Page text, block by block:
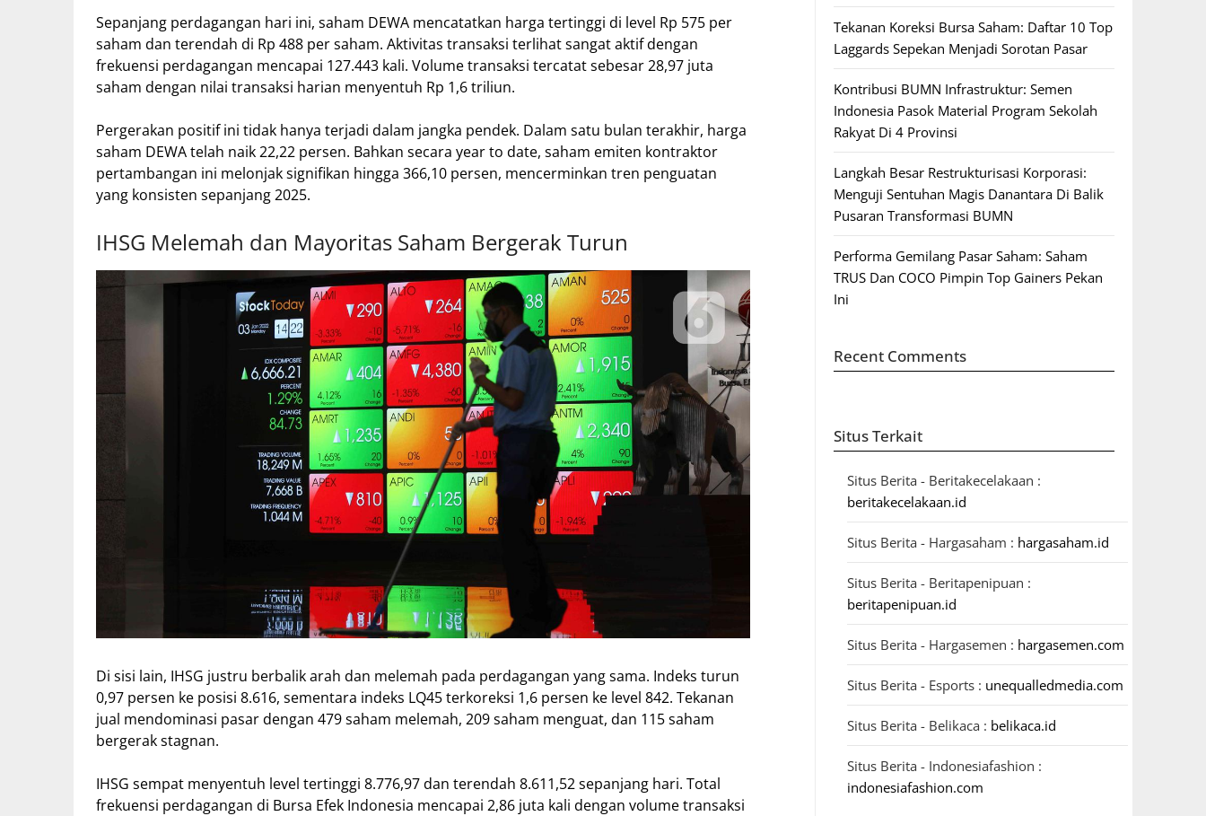
Sepanjang perdagangan hari ini, saham DEWA mencatatkan harga tertinggi di level Rp 575 per
saham dan terendah di Rp 488 per saham. Aktivitas transaksi terlihat sangat aktif dengan
frekuensi perdagangan mencapai 127.443 kali. Volume transaksi tercatat sebesar 28,97 juta
saham dengan nilai transaksi harian menyentuh Rp 1,6 triliun.
Pergerakan positif ini tidak hanya terjadi dalam jangka pendek. Dalam satu bulan terakhir, harga
saham DEWA telah naik 22,22 persen. Bahkan secara year to date, saham emiten kontraktor
pertambangan ini melonjak signifikan hingga 366,10 persen, mencerminkan tren penguatan
yang konsisten sepanjang 2025.
IHSG Melemah dan Mayoritas Saham Bergerak Turun
Di sisi lain, IHSG justru berbalik arah dan melemah pada perdagangan yang sama. Indeks turun
0,97 persen ke posisi 8.616, sementara indeks LQ45 terkoreksi 1,6 persen ke level 842. Tekanan
jual mendominasi pasar dengan 479 saham melemah, 209 saham menguat, dan 115 saham
bergerak stagnan.
IHSG sempat menyentuh level tertinggi 8.776,97 dan terendah 8.611,52 sepanjang hari. Total
frekuensi perdagangan di Bursa Efek Indonesia mencapai 2,86 juta kali dengan volume transaksi
Tekanan Koreksi Bursa Saham: Daftar 10 Top
Laggards Sepekan Menjadi Sorotan Pasar
Kontribusi BUMN Infrastruktur: Semen
Indonesia Pasok Material Program Sekolah
Rakyat Di 4 Provinsi
Langkah Besar Restrukturisasi Korporasi:
Menguji Sentuhan Magis Danantara Di Balik
Pusaran Transformasi BUMN
Performa Gemilang Pasar Saham: Saham
TRUS Dan COCO Pimpin Top Gainers Pekan
Ini
Recent Comments
Situs Terkait
Situs Berita - Beritakecelakaan :
beritakecelakaan.id
Situs Berita - Hargasaham : hargasaham.id
Situs Berita - Beritapenipuan :
beritapenipuan.id
Situs Berita - Hargasemen : hargasemen.com
Situs Berita - Esports : unequalledmedia.com
Situs Berita - Belikaca : belikaca.id
Situs Berita - Indonesiafashion :
indonesiafashion.com